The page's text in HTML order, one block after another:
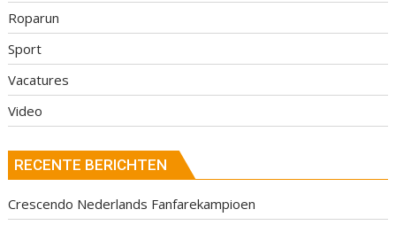
Roparun
Sport
Vacatures
Video
RECENTE BERICHTEN
Crescendo Nederlands Fanfarekampioen